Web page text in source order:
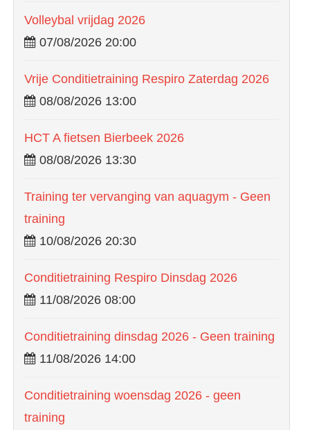
Volleybal vrijdag 2026
07/08/2026 20:00
Vrije Conditietraining Respiro Zaterdag 2026
08/08/2026 13:00
HCT A fietsen Bierbeek 2026
08/08/2026 13:30
Training ter vervanging van aquagym - Geen
training
10/08/2026 20:30
Conditietraining Respiro Dinsdag 2026
11/08/2026 08:00
Conditietraining dinsdag 2026 - Geen training
11/08/2026 14:00
Conditietraining woensdag 2026 - geen
training